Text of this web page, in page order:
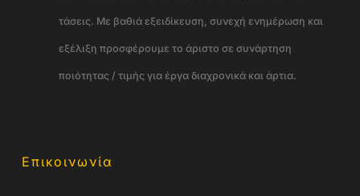
τάσεις. Με βαθιά εξειδίκευση, συνεχή ενημέρωση και
εξέλιξη προσφέρουμε το άριστο σε συνάρτηση
ποιότητας / τιμής για έργα διαχρονικά και άρτια.
Επικοινωνία